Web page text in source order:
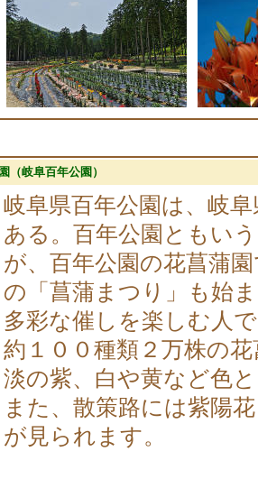
（岐阜百年公園）
岐阜県百年公園は、岐
ある。百年公園ともい
が、百年公園の花菖蒲
の「菖蒲まつり」も始
多彩な催しを楽しむ人
約１００種類２万株の
淡の紫、白や黄など色
また、散策路には紫陽
が見られます。